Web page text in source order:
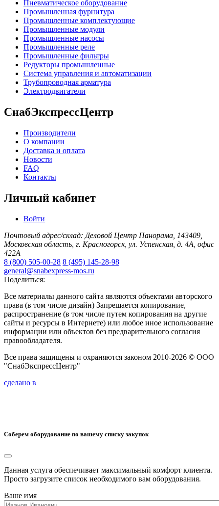
Пневматическое оборудование
Промышленная фурнитура
Промышленные комплектующие
Промышленные модули
Промышленные насосы
Промышленные реле
Промышленные фильтры
Редукторы промышленные
Система управления и автоматизации
Трубопроводная арматура
Электродвигатели
СнабЭкспрессЦентр
Производители
О компании
Доставка и оплата
Новости
FAQ
Контакты
Личный кабинет
Войти
Почтовый адрес/склад: Деловой Центр Панорама, 143409,
Московская область, г. Красногорск, ул. Успенская, д. 4А, офис
422А
8 (800) 505-00-28 8 (495) 145-28-98
general@snabexpress-mos.ru
Поделиться:
Все материалы данного сайта являются объектами авторского
права (в том числе дизайн) Запрещается копирование,
распространение (в том числе путем копирования на другие
сайты и ресурсы в Интернете) или любое иное использование
информации или объектов без предварительного согласия
правообладателя.
Все права защищены и охраняются законом 2010-2026 © ООО
"СнабЭкспрессЦентр"
сделано в
Соберем оборудование по вашему списку закупок
Данная услуга обеспечивает максимальный комфорт клиента.
Просто загрузите список необходимого вам оборудования.
Ваше имя